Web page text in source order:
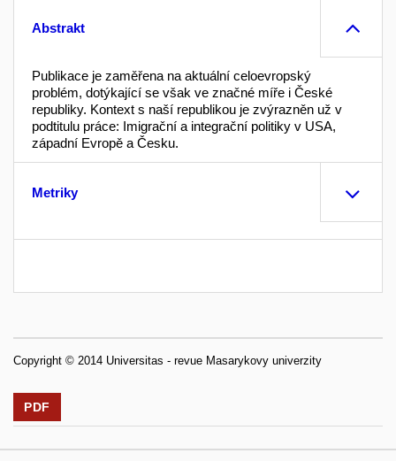
Abstrakt
Publikace je zaměřena na aktuální celoevropský
problém, dotýkající se však ve značné míře i České
republiky. Kontext s naší republikou je zvýrazněn už v
podtitulu práce: Imigrační a integrační politiky v USA,
západní Evropě a Česku.
Metriky
Copyright © 2014 Universitas - revue Masarykovy univerzity
PDF